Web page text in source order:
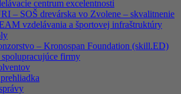
centrum excelentnosti
– SOŠ drevárska vo Zvolene – skvalitnenie
vzdelávania a športovej infraštruktúry
– Kronospan Foundation (skill.ED)
spolupracujúce firmy